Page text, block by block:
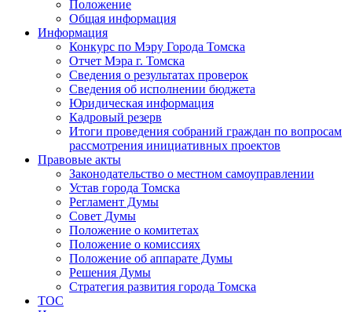
Положение
Общая информация
Информация
Конкурс по Мэру Города Томска
Отчет Мэра г. Томска
Сведения о результатах проверок
Сведения об исполнении бюджета
Юридическая информация
Кадровый резерв
Итоги проведения собраний граждан по вопросам
рассмотрения инициативных проектов
Правовые акты
Законодательство о местном самоуправлении
Устав города Томска
Регламент Думы
Совет Думы
Положение о комитетах
Положение о комиссиях
Положение об аппарате Думы
Решения Думы
Стратегия развития города Томска
ТОС